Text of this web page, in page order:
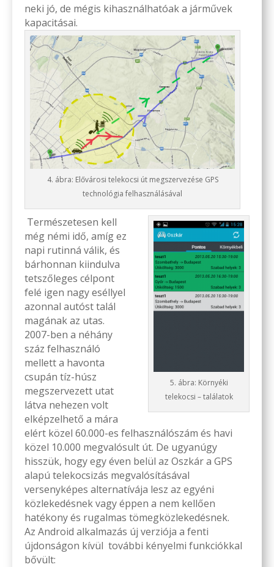
neki jó, de mégis kihasználhatóak a járművek
kapacitásai.
4. ábra: Elővárosi telekocsi út megszervezése GPS
technológia felhasználásával
5. ábra: Környéki
telekocsi – találatok
Természetesen kell
még némi idő, amíg ez
napi rutinná válik, és
bárhonnan kiindulva
tetszőleges célpont
felé igen nagy eséllyel
azonnal autóst talál
magának az utas.
2007-ben a néhány
száz felhasználó
mellett a havonta
csupán tíz-húsz
megszervezett utat
látva nehezen volt
elképzelhető a mára
elért közel 60.000-es felhasználószám és havi
közel 10.000 megvalósult út. De ugyanúgy
hisszük, hogy egy éven belül az Oszkár a GPS
alapú telekocsizás megvalósításával
versenyképes alternatívája lesz az egyéni
közlekedésnek vagy éppen a nem kellően
hatékony és rugalmas tömegközlekedésnek.
Az Android alkalmazás új verziója a fenti
újdonságon kívül további kényelmi funkciókkal
bővült: